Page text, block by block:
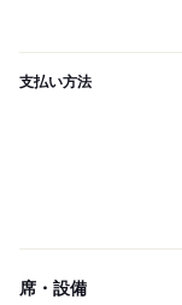
支払い方法
席・設備